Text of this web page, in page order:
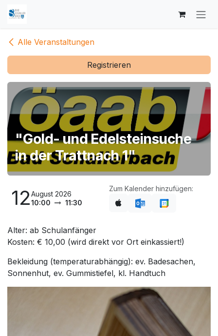
Alle Veranstaltungen
Registrieren
"Gold- und Edelsteinsuche
in der Trattnach 1"
12August 2026
10:00
11:30
Zum Kalender hinzufügen:
Alter: ab Schulanfänger
Kosten: € 10,00 (wird direkt vor Ort einkassiert!)
Bekleidung (temperaturabhängig): ev. Badesachen,
Sonnenhut, ev. Gummistiefel, kl. Handtuch